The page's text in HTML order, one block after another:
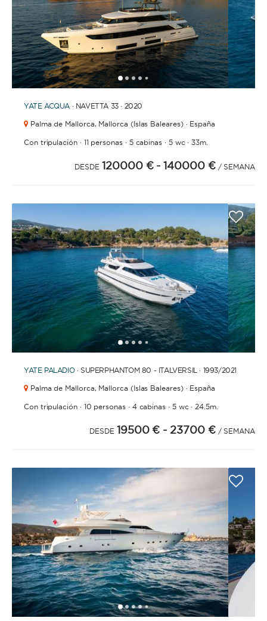
12345 6 89101112131415
YATE ACQUA · NAVETTA 33 · 2020
Palma de Mallorca, Mallorca (Islas Baleares) · España
Con tripulación· 11 personas· 5 cabinas · 5 wc·33m.
DESDE 120000 € - 140000 € / SEMANA
12345 6 789 10 11121314 15 161718 19
YATE PALADIO· SUPERPHANTOM 80 - ITALVERSIL · 1993/2021
Palma de Mallorca, Mallorca (Islas Baleares) · España
Con tripulación· 10 personas· 4 cabinas · 5 wc· 24.5m.
DESDE 19500 € - 23700 € / SEMANA
12345 67891011121314 1617